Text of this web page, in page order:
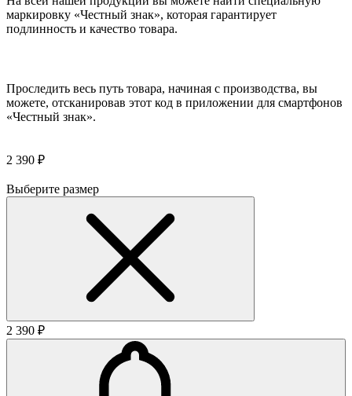
маркировку «Честный знак», которая гарантирует
подлинность и качество товара.
Проследить весь путь товара, начиная с производства, вы
можете, отсканировав этот код в приложении для смартфонов
«Честный знак».
2 390 ₽
Выберите размер
2 390 ₽